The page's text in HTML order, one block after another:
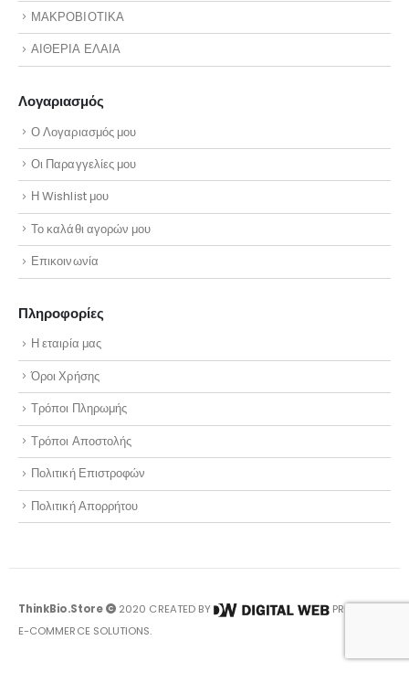
ΜΑΚΡΟΒΙΟΤΙΚΑ
ΑΙΘΕΡΙΑ ΕΛΑΙΑ
Λογαριασμός
Ο Λογαριασμός μου
Οι Παραγγελίες μου
Η Wishlist μου
Το καλάθι αγορών μου
Επικοινωνία
Πληροφορίες
Η εταιρία μας
Όροι Χρήσης
Τρόποι Πληρωμής
Τρόποι Αποστολής
Πολιτική Επιστροφών
Πολιτική Απορρήτου
ThinkBio.Store 2020 CREATED BY
PREMIUM
E-COMMERCE SOLUTIONS.